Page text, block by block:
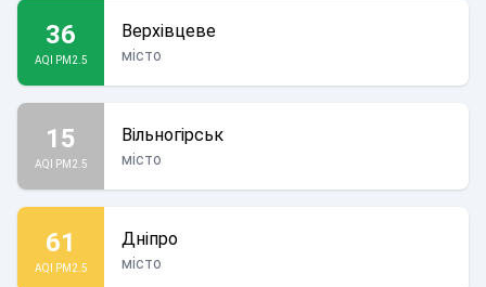
36
AQI PM2.5
Верхівцеве
місто
15
AQI PM2.5
Вільногірськ
місто
61
AQI PM2.5
Дніпро
місто